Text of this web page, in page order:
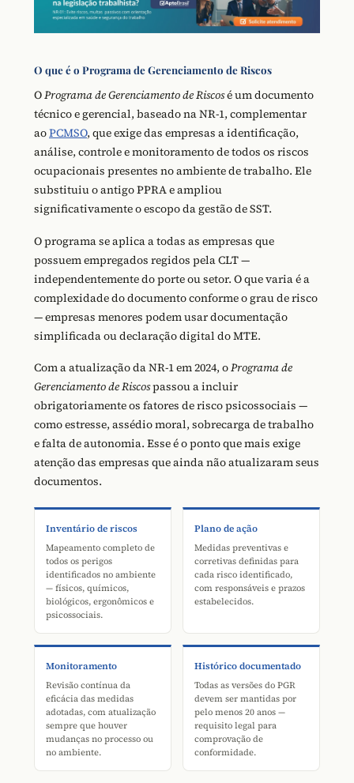
O que é o Programa de Gerenciamento de Riscos
OPrograma de Gerenciamento de Riscosé um documento
técnico e gerencial, baseado na NR-1, complementar
aoPCMSO, que exige das empresas a identificação,
análise, controle e monitoramento de todos os riscos
ocupacionais presentes no ambiente de trabalho. Ele
substituiu o antigo PPRA e ampliou
significativamente o escopo da gestão de SST.
O programa se aplica a todas as empresas que
possuem empregados regidos pela CLT —
independentemente do porte ou setor. O que varia é a
complexidade do documento conforme o grau de risco
— empresas menores podem usar documentação
simplificada ou declaração digital do MTE.
Com a atualização da NR-1 em 2024, oPrograma de
Gerenciamento de Riscospassou a incluir
obrigatoriamente os fatores de risco psicossociais —
como estresse, assédio moral, sobrecarga de trabalho
e falta de autonomia. Esse é o ponto que mais exige
atenção das empresas que ainda não atualizaram seus
documentos.
Inventário de riscos
Mapeamento completo de
todos os perigos
identificados no ambiente
— físicos, químicos,
biológicos, ergonômicos e
psicossociais.
Plano de ação
Medidas preventivas e
corretivas definidas para
cada risco identificado,
com responsáveis e prazos
estabelecidos.
Monitoramento
Revisão contínua da
eficácia das medidas
adotadas, com atualização
sempre que houver
mudanças no processo ou
no ambiente.
Histórico documentado
Todas as versões do PGR
devem ser mantidas por
pelo menos 20 anos —
requisito legal para
comprovação de
conformidade.